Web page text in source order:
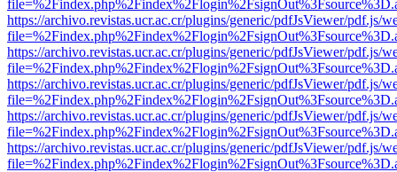
https://archivo.revistas.ucr.ac.cr/plugins/generic/pdfJsViewer/pdf.js/
https://archivo.revistas.ucr.ac.cr/plugins/generic/pdfJsViewer/pdf.js/
https://archivo.revistas.ucr.ac.cr/plugins/generic/pdfJsViewer/pdf.js/
https://archivo.revistas.ucr.ac.cr/plugins/generic/pdfJsViewer/pdf.js/
https://archivo.revistas.ucr.ac.cr/plugins/generic/pdfJsViewer/pdf.js/